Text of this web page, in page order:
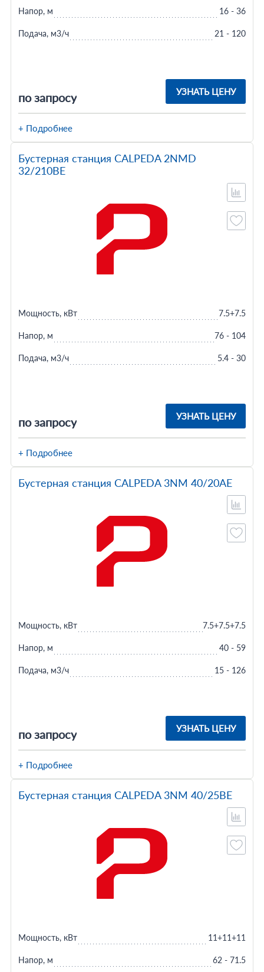
по запросу УЗНАТЬ ЦЕНУ
Напор, м 16 - 36
Подача, м3/ч 21 - 120
+ Подробнее
Бустерная станция CALPEDA 2NMD
32/210BE
по запросу УЗНАТЬ ЦЕНУ
Мощность, кВт 7.5+7.5
Напор, м 76 - 104
Подача, м3/ч 5.4 - 30
+ Подробнее
Бустерная станция CALPEDA 3NM 40/20AE
по запросу УЗНАТЬ ЦЕНУ
Мощность, кВт 7.5+7.5+7.5
Напор, м 40 - 59
Подача, м3/ч 15 - 126
+ Подробнее
Бустерная станция CALPEDA 3NM 40/25BE
Мощность, кВт 11+11+11
Напор, м 62 - 71.5